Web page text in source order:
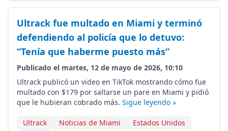
Ultrack fue multado en Miami y terminó
defendiendo al policía que lo detuvo:
“Tenía que haberme puesto más”
Publicado el martes, 12 de mayo de 2026, 10:10
Ultrack publicó un video en TikTok mostrando cómo fue
multado con $179 por saltarse un pare en Miami y pidió
que le hubieran cobrado más. Sigue leyendo »
Ultrack Noticias de Miami
Estados Unidos